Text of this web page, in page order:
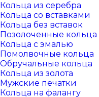
Кольца из серебра
Кольца со вставками
Кольца без вставок
Позолоченные кольца
Кольца с эмалью
Помолвочные кольца
Обручальные кольца
Кольца из золота
Мужские печатки
Кольца на фалангу